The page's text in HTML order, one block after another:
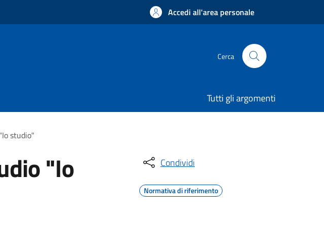
Accedi all'area personale
Cerca
Tutti gli argomenti
studio"
"Io Condividi
Normativa di riferimento